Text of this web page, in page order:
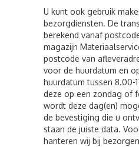
U kunt ook gebruik
bezorgdiensten. De
berekend vanaf
magazijn
postcode van
voor de huurdatum en
huurdatum tussen 8.00-
deze op een zondag of
wordt deze dag(en)
de bevestiging die u
staan de juiste data.
hanteren wij bij